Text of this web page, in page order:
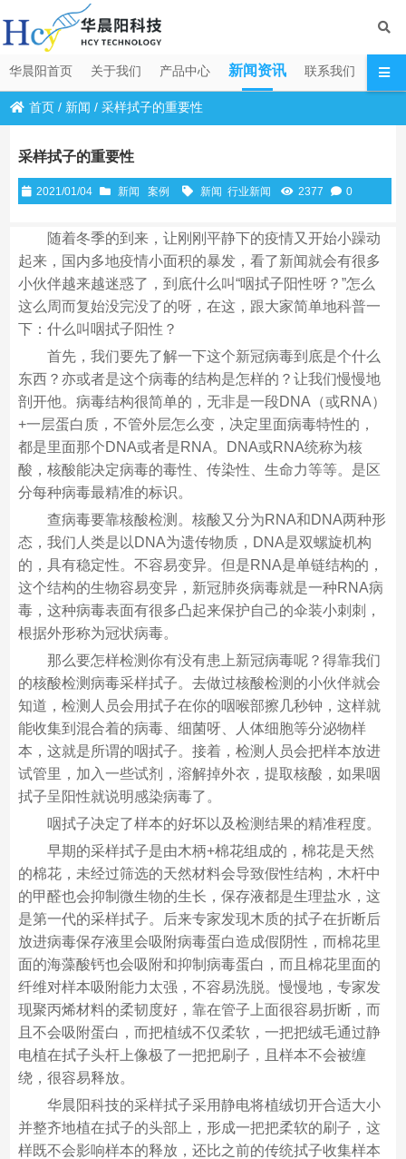
华晨阳首页 关于我们 产品中心 新闻资讯 联系我们
首页 / 新闻 /采样拭子的重要性
采样拭子的重要性
2021/01/04 新闻 案例 新闻 行业新闻 2377 0
随着冬季的到来，让刚刚平静下的疫情又开始小躁动
起来，国内多地疫情小面积的暴发，看了新闻就会有很多
小伙伴越来越迷惑了，到底什么叫“咽拭子阳性呀？”怎么
这么周而复始没完没了的呀，在这，跟大家简单地科普一
下：什么叫咽拭子阳性？
首先，我们要先了解一下这个新冠病毒到底是个什么
东西？亦或者是这个病毒的结构是怎样的？让我们慢慢地
剖开他。病毒结构很简单的，无非是一段DNA（或RNA）
+一层蛋白质，不管外层怎么变，决定里面病毒特性的，
都是里面那个DNA或者是RNA。DNA或RNA统称为核
酸，核酸能决定病毒的毒性、传染性、生命力等等。是区
分每种病毒最精准的标识。
查病毒要靠核酸检测。核酸又分为RNA和DNA两种形
态，我们人类是以DNA为遗传物质，DNA是双螺旋机构
的，具有稳定性。不容易变异。但是RNA是单链结构的，
这个结构的生物容易变异，新冠肺炎病毒就是一种RNA病
毒，这种病毒表面有很多凸起来保护自己的伞装小刺刺，
根据外形称为冠状病毒。
那么要怎样检测你有没有患上新冠病毒呢？得靠我们
的核酸检测病毒采样拭子。去做过核酸检测的小伙伴就会
知道，检测人员会用拭子在你的咽喉部擦几秒钟，这样就
能收集到混合着的病毒、细菌呀、人体细胞等分泌物样
本，这就是所谓的咽拭子。接着，检测人员会把样本放进
试管里，加入一些试剂，溶解掉外衣，提取核酸，如果咽
拭子呈阳性就说明感染病毒了。
咽拭子决定了样本的好坏以及检测结果的精准程度。
早期的采样拭子是由木柄+棉花组成的，棉花是天然
的棉花，未经过筛选的天然材料会导致假性结构，木杆中
的甲醛也会抑制微生物的生长，保存液都是生理盐水，这
是第一代的采样拭子。后来专家发现木质的拭子在折断后
放进病毒保存液里会吸附病毒蛋白造成假阴性，而棉花里
面的海藻酸钙也会吸附和抑制病毒蛋白，而且棉花里面的
纤维对样本吸附能力太强，不容易洗脱。慢慢地，专家发
现聚丙烯材料的柔韧度好，靠在管子上面很容易折断，而
且不会吸附蛋白，而把植绒不仅柔软，一把把绒毛通过静
电植在拭子头杆上像极了一把把刷子，且样本不会被缠
绕，很容易释放。
华晨阳科技的采样拭子采用静电将植绒切开合适大小
并整齐地植在拭子的头部上，形成一把把柔软的刷子，这
样既不会影响样本的释放，还比之前的传统拭子收集样本